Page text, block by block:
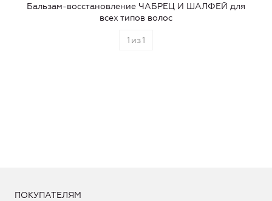
Бальзам-восстановление ЧАБРЕЦ И ШАЛФЕЙ для
всех типов волос
1 из1
ПОКУПАТЕЛЯМ